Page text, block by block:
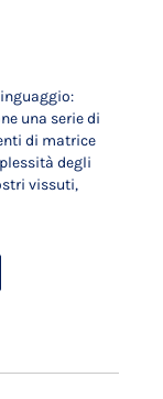
una serie di
di matrice
degli
vissuti,